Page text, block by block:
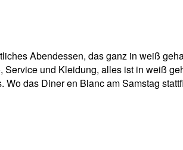
Abendessen, das ganz in weiß
und Kleidung, alles ist in weiß
das Diner en Blanc am Samstag